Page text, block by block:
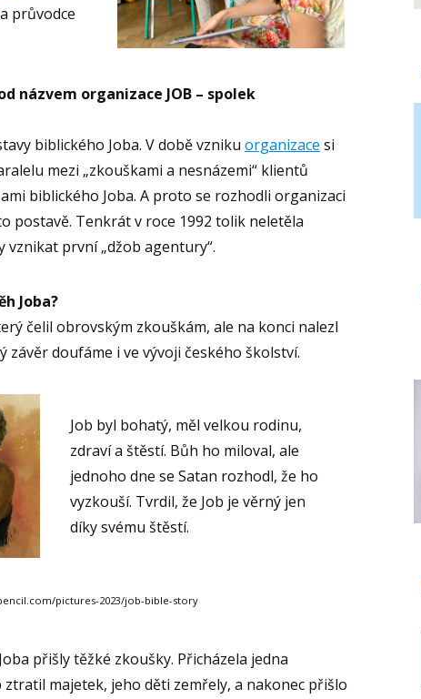
průvodce
názvem organizace JOB – spolek
biblického Joba. V době vzniku organizace si
mezi „zkouškami a nesnázemi“ klientů
biblického Joba. A proto se rozhodli organizaci
postavě. Tenkrát v roce 1992 tolik neletěla
vznikat první „džob agentury“.
Joba?
čelil obrovským zkouškám, ale na konci nalezl
závěr doufáme i ve vývoji českého školství.
Job byl bohatý, měl velkou rodinu,
zdraví a štěstí. Bůh ho miloval, ale
jednoho dne se Satan rozhodl, že ho
vyzkouší. Tvrdil, že Job je věrný jen
díky svému štěstí.
pictures-2023/job-bible-story
přišly těžké zkoušky. Přicházela jedna
ztratil majetek, jeho děti zemřely, a nakonec přišlo